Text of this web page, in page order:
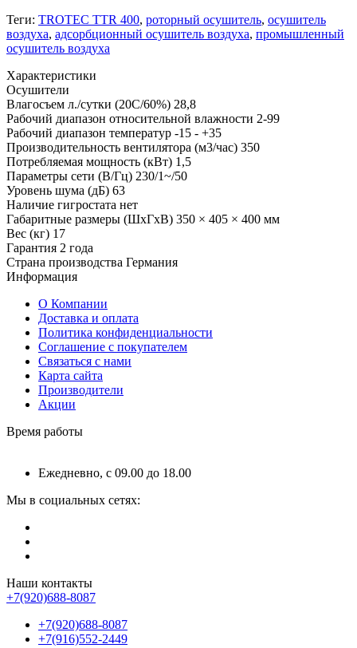
Теги: TROTEC TTR 400, роторный осушитель, осушитель
воздуха, адсорбционный осушитель воздуха, промышленный
осушитель воздуха
Характеристики
Осушители
Влагосъем л./сутки (20С/60%) 28,8
Рабочий диапазон относительной влажности 2-99
Рабочий диапазон температур -15 - +35
Производительность вентилятора (м3/час) 350
Потребляемая мощность (кВт) 1,5
Параметры сети (В/Гц) 230/1~/50
Уровень шума (дБ) 63
Наличие гигростата нет
Габаритные размеры (ШхГхВ) 350 × 405 × 400 мм
Вес (кг) 17
Гарантия 2 года
Страна производства Германия
Информация
О Компании
Доставка и оплата
Политика конфиденциальности
Соглашение с покупателем
Связаться с нами
Карта сайта
Производители
Акции
Время работы
Ежедневно, с 09.00 до 18.00
Мы в социальных сетях:
Наши контакты
+7(920)688-8087
+7(920)688-8087
+7(916)552-2449